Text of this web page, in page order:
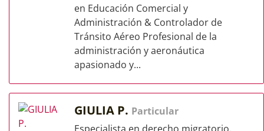
en Educación Comercial y
Administración & Controlador de
Tránsito Aéreo Profesional de la
administración y aeronáutica
apasionado y...
GIULIA P. Particular